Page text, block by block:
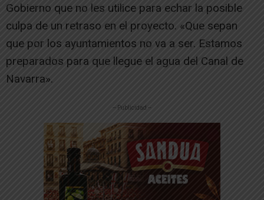
Gobierno que no les utilice para echar la posible
culpa de un retraso en el proyecto. «Que sepan
que por los ayuntamientos no va a ser. Estamos
preparados para que llegue el agua del Canal de
Navarra».
-- Publicidad --